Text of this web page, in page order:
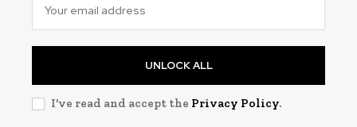
UNLOCK ALL
I've read and accept the Privacy Policy.